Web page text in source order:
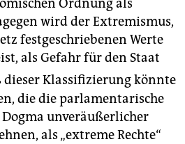
Ordnung als
wird der Extremismus,
festgeschriebenen Werte
als Gefahr für den Staat
dieser Klassifizierung könnte
die die parlamentarische
unveräußerlicher
als „extreme Rechte“